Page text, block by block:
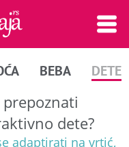
BEBA DETE
prepoznati
dete?
adaptirati na vrtić,